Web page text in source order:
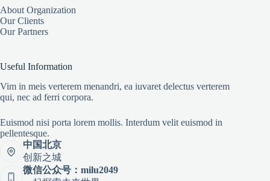
About Organization
Our Clients
Our Partners
Useful Information
Vim in meis verterem menandri, ea iuvaret delectus verterem
qui, nec ad ferri corpora.
Euismod nisi porta lorem mollis. Interdum velit euismod in
pellentesque.
中国北京
创新之城
微信公众号：milu2049